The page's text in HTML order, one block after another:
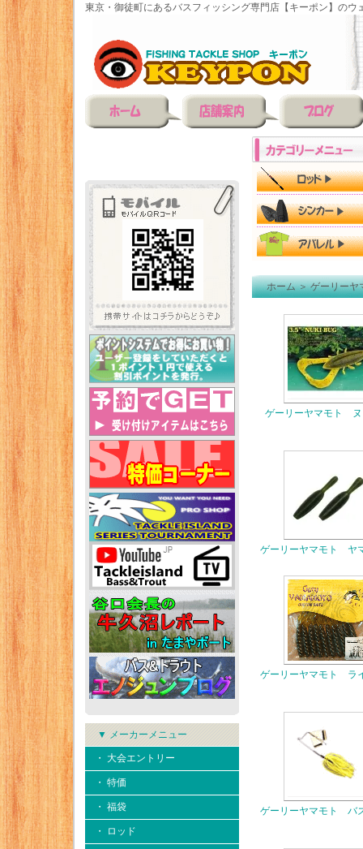
東京・御徒町にあるバスフィッシング専門店【キーポン】のウ
▼ メーカーメニュー
・ 大会エントリー
・ 特価
・ 福袋
・ ロッド
ホーム＞ゲーリーヤ
ゲーリーヤマモト ヌ
ゲーリーヤマモト ヤ
ゲーリーヤマモト ラ
ゲーリーヤマモト バ